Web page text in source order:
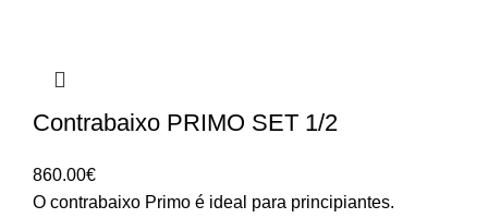
Contrabaixo PRIMO SET 1/2
860.00€
O contrabaixo Primo é ideal para principiantes.